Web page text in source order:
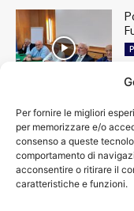
Per fornire le migliori
per memorizzare e/o
consenso a queste
comportamento di
acconsentire o ritirare il
caratteristiche e funzioni.
Cronaca
Attualità
top
News
Cultura